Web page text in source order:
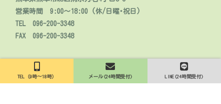
営業時間 9:00～18:00 (休/日曜･祝日)
TEL 096-200-3348
FAX 096-200-3348
© 2020 人工芝販売・施工【熊本】+PLUS GREEN.
TEL（9時～18時） メール(24時間受付) LINE(24時間受付)